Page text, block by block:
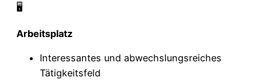
🖥
Arbeitsplatz
Interessantes und abwechslungsreiches
Tätigkeitsfeld